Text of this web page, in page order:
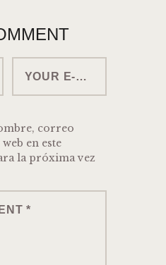
correo
en este
la próxima vez